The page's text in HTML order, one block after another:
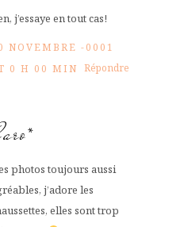
j’essaye en tout cas!
NOVEMBRE -0001
0 H 00 MIN Répondre
photos toujours aussi
j’adore les
elles sont trop